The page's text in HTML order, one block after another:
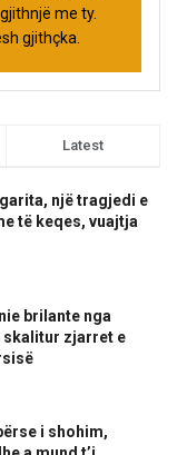
me ty.
gjithçka.
Latest
një tragjedi e
të keqes, vuajtja
brilante nga
skalitur zjarret e
i shohim,